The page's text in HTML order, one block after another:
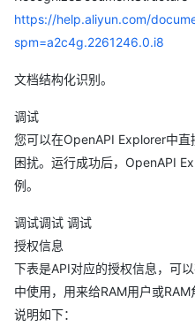
https://help.aliyun.com/
spm=a2c4g.2261246.0.i8
文档结构化识别。
调试
您可以在OpenAPI Explorer中
困扰。运行成功后，OpenAPI
例。
调试调试 调试
授权信息
下表是API对应的授权信息，可
中使用，用来给RAM用户或
说明如下：